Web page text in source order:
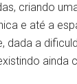
criando
e até a
dada a
ainda